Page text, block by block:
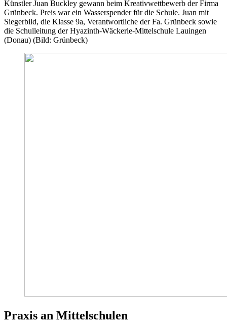
Künstler Juan Buckley gewann beim Kreativwettbewerb der Firma
Grünbeck. Preis war ein Wasserspender für die Schule. Juan mit
Siegerbild, die Klasse 9a, Verantwortliche der Fa. Grünbeck sowie
die Schulleitung der Hyazinth-Wäckerle-Mittelschule Lauingen
(Donau) (Bild: Grünbeck)
Praxis an Mittelschulen